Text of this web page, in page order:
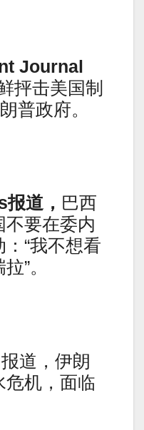
Journal
抨击美国制
普政府。
道， 巴西
不要在委内
“我不想看
”。
道，伊朗
危机，面临